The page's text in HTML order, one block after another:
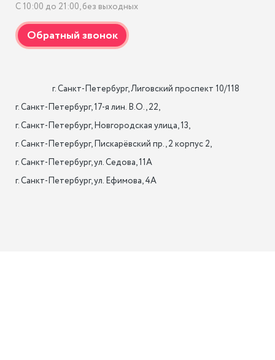
С 10:00 до 21:00, без выходных
г. Санкт-Петербург, 17-я лин. B.O., 22,
г. Санкт-Петербург, Новгородская улица, 13,
г. Санкт-Петербург, Пискарёвский пр., 2 корпус 2,
г. Санкт-Петербург, ул. Седова, 11А
г. Санкт-Петербург, ул. Ефимова, 4А